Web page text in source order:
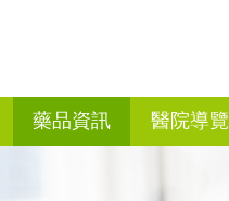
藥品資訊 醫院導覽